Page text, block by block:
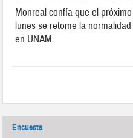
Monreal confía que el próximo
lunes se retome la normalidad
en UNAM
Encuesta